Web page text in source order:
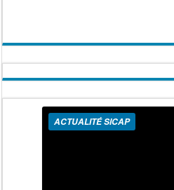
ACTUALITÉ SICAP